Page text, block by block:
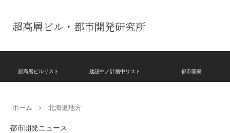
超高層ビル・都市開発研究所
超高層ビルリスト 建設中／計画中リスト 都市開発
ホーム 北海道地方
都市開発ニュース